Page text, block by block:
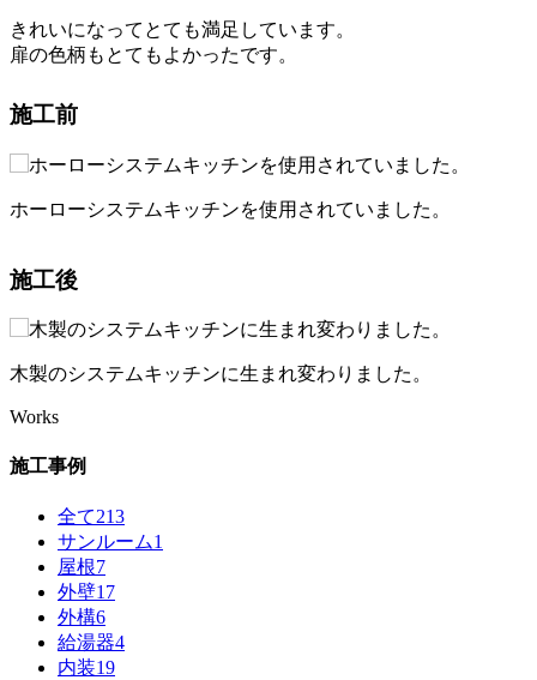
きれいになってとても満足しています。
扉の色柄もとてもよかったです。
施工前
ホーローシステムキッチンを使用されていました。
施工後
木製のシステムキッチンに生まれ変わりました。
Works
施工事例
全て213
サンルーム1
屋根7
外壁17
外構6
給湯器4
内装19